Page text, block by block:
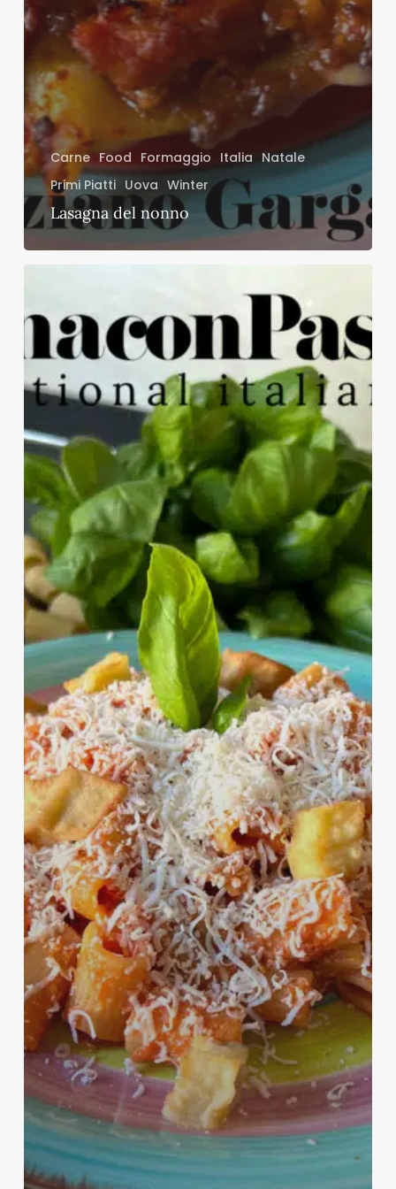
Carne Food Formaggio Italia Natale
Primi Piatti Uova Winter
Lasagna del nonno
c’è